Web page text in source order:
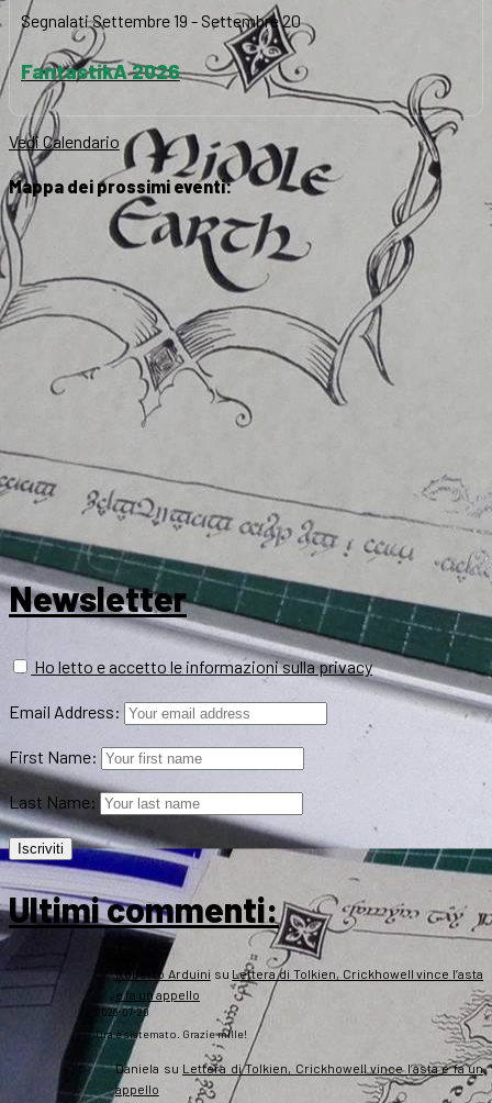
SegnalatiSettembre 19 - Settembre 20
FantastikA 2026
Vedi Calendario
Mappa dei prossimi eventi:
Newsletter
Ho letto e accetto le informazioni sulla privacy
Email Address:
First Name:
Last Name:
Ultimi commenti:
Roberto Arduini su Lettera di Tolkien, Crickhowell vince l’asta
e fa un appello
2026-07-20
Ora è sistemato. Grazie mille!
Daniela su Lettera di Tolkien, Crickhowell vince l’asta e fa un
appello